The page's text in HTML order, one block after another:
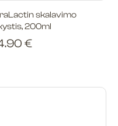
skalavimo
200ml
€